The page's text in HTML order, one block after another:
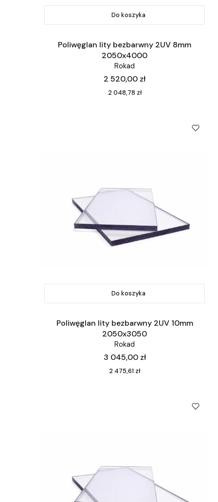
Do koszyka
Poliwęglan lity bezbarwny 2UV 8mm
2050x4000
Rokad
Cena
2 520,00 zł
Cena
2 048,78 zł
Do koszyka
Poliwęglan lity bezbarwny 2UV 10mm
2050x3050
Rokad
Cena
3 045,00 zł
Cena
2 475,61 zł